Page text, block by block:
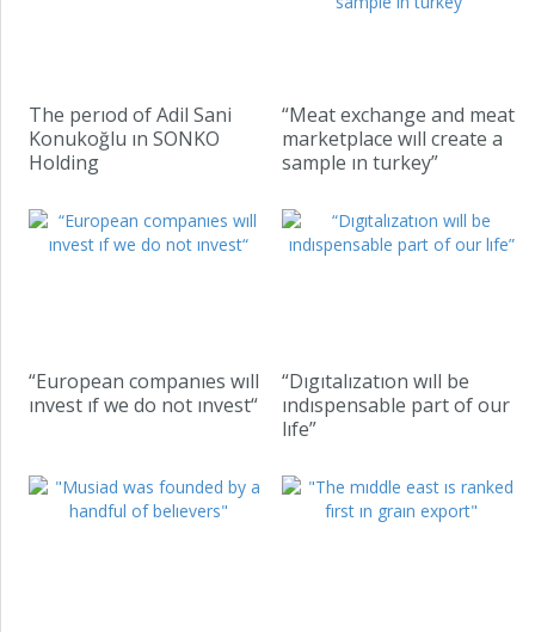
The perıod of Adil Sani
Konukoğlu ın SONKO
Holding
“Meat exchange and meat
marketplace wıll create a
sample ın turkey”
“European companıes wıll
ınvest ıf we do not ınvest“
“Dıgıtalızatıon wıll be
ındıspensable part of our
lıfe”